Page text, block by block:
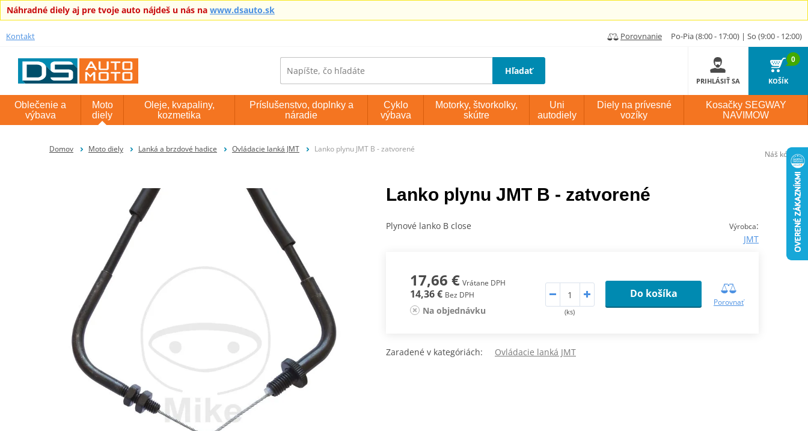
Náhradné diely aj pre tvoje auto nájdeš u nás na www.dsauto.sk
Kontakt Porovnanie Po-Pia (8:00 - 17:00) | So (9:00 - 12:00)
Hľadať
PRIHLÁSIŤ SA
0
KOŠÍK
Oblečenie a
výbava
Moto
diely
Oleje, kvapaliny,
kozmetika
Príslušenstvo, doplnky a
náradie
Cyklo
výbava
Motorky, štvorkolky,
skútre
Uni
autodiely
Diely na prívesné
vozíky
Kosačky SEGWAY
NAVIMOW
Domov Moto diely Lanká a brzdové hadice Ovládacie lanká JMT Lanko plynu JMT B - zatvorené
Lanko plynu JMT B - zatvorené
Výrobca:
JMT
Plynové lanko B close
17,66 € Vrátane DPH
14,36 € Bez DPH
Na objednávku (ks)
Do košíka
Porovnať
Zaradené v kategóriách: Ovládacie lanká JMT
Náš kód:P70